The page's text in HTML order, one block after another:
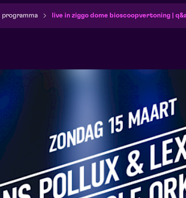
programma live in ziggo dome bioscoopvertoning |